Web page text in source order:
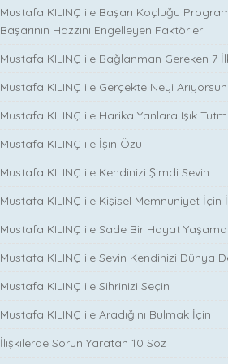
Mustafa KILINÇ ile Başarı Koçluğu
Başarının Hazzını Engelleyen Faktörler
Mustafa KILINÇ ile Bağlanman Gereken 7
Mustafa KILINÇ ile Gerçekte Neyi
Mustafa KILINÇ ile Harika Yanlara Işık
Mustafa KILINÇ ile İşin Özü
Mustafa KILINÇ ile Kendinizi Şimdi Sevin
Mustafa KILINÇ ile Kişisel Memnuniyet
Mustafa KILINÇ ile Sade Bir Hayat
Mustafa KILINÇ ile Sevin Kendinizi Dünya
Mustafa KILINÇ ile Sihrinizi Seçin
Mustafa KILINÇ ile Aradığını Bulmak İçin
İlişkilerde Sorun Yaratan 10 Söz